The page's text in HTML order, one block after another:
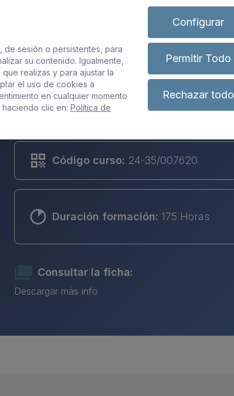
de interes
interesar
Código curso: 24-35/007620
Duración formación: 175 Horas
Consultar la ficha:
Descargar más info
de sesión o persistentes, para
su contenido. Igualmente,
realizas y para ajustar la
el uso de cookies a
en cualquier momento
clic en: Política de
Configurar
Permitir Todo
Rechazar todo